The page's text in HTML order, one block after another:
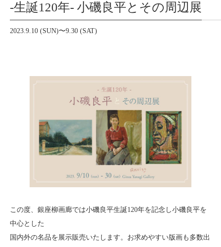
Art works 作品一覧
Schedule
ブログ
-生誕120年- 小磯良平とその周辺展
2023.9.10 (SUN)〜9.30 (SAT)
この度、銀座柳画廊では小磯良平生誕120年を記念し小磯良平を
中心とした
国内外の名品を展示販売いたします。お求めやすい版画も多数出